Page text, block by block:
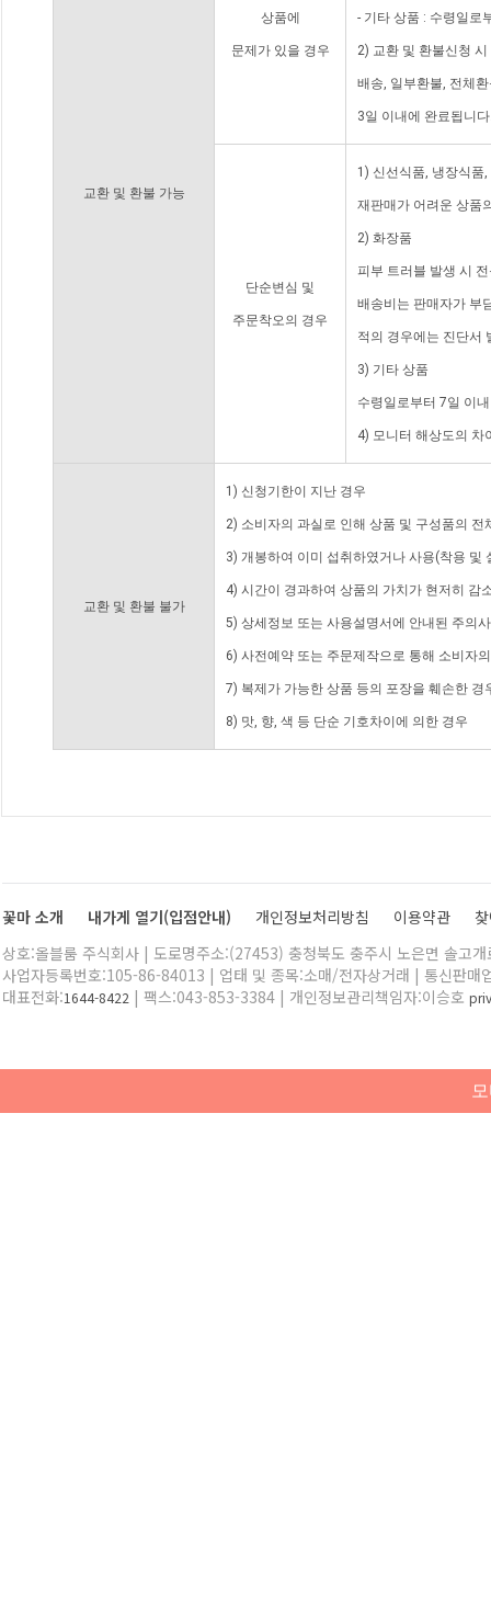
교환 및 환불 가능
상품에
문제가 있을 경우
- 기타 상품 : 수령일로
2) 교환 및 환불신청
배송, 일부환불, 전체
3일 이내에 완료됩니
단순변심 및
주문착오의 경우
1) 신선식품, 냉장식품
재판매가 어려운 상품
2) 화장품
피부 트러블 발생 시
배송비는 판매자가 부
적의 경우에는 진단서
3) 기타 상품
수령일로부터 7일 이
4) 모니터 해상도의 차
교환 및 환불 불가
1) 신청기한이 지난 경우
2) 소비자의 과실로 인해 상품 및 구성품의
3) 개봉하여 이미 섭취하였거나 사용(착용 및
4) 시간이 경과하여 상품의 가치가 현저히 감
5) 상세정보 또는 사용설명서에 안내된 주의
6) 사전예약 또는 주문제작으로 통해 소비자
7) 복제가 가능한 상품 등의 포장을 훼손한 경
8) 맛, 향, 색 등 단순 기호차이에 의한 경우
꽃마 소개 내가게 열기(입점안내) 개인정보처리방침 이용약관
상호:올블룸 주식회사 | 도로명주소:(27453) 충청북도 충주시 노은면 솔고
사업자등록번호:105-86-84013 | 업태 및 종목:소매/전자상거래 | 통신판매
대표전화:1644-8422 | 팩스:043-853-3384 | 개인정보관리책임자:이승호